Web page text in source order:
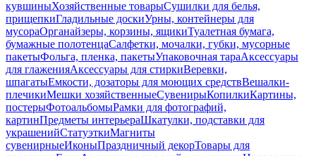
кувшиныХозяйственные товарыСушилки для белья,
прищепкиГладильные доскиУрны, контейнеры для
мусораОрганайзеры, корзины, ящикиТуалетная бумага,
бумажные полотенцаСалфетки, мочалки, губки, мусорные
пакетыФольга, пленка, пакетыУпаковочная тараАксессуары
для глаженияАксессуары для стиркиВеревки,
шпагатыЕмкости, дозаторы для моющих средствВешалки-
плечикиМешки хозяйственныеСувенирыКопилкиКартины,
постерыФотоальбомыРамки для фотографий,
картинПредметы интерьераШкатулки, подставки для
украшенийСтатуэткиМагниты
сувенирныеИконыПраздничный декорТовары для